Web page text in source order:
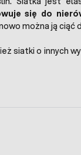
się do
można ją ciąć
siatki o innych